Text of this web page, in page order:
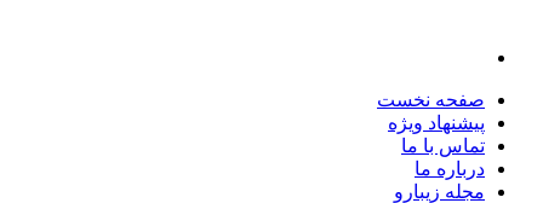
صفحه نخست
پیشنهاد ویژه
تماس با ما
درباره ما
مجله زیبارو